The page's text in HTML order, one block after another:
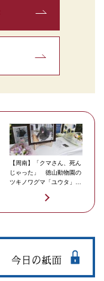
【周南】「クマさん、死ん
じゃった」 徳山動物園の
ツキノワグマ「ユウタ」死